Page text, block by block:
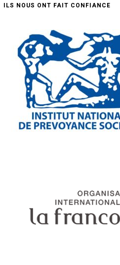
ILS NOUS ONT FAIT CONFIANCE